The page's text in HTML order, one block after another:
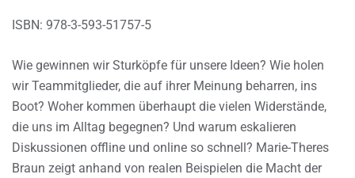
ISBN: 978-3-593-51757-5
Wie gewinnen wir Sturköpfe für unsere Ideen? Wie holen
wir Teammitglieder, die auf ihrer Meinung beharren, ins
Boot? Woher kommen überhaupt die vielen Widerstände,
die uns im Alltag begegnen? Und warum eskalieren
Diskussionen offline und online so schnell? Marie-Theres
Braun zeigt anhand von realen Beispielen die Macht der